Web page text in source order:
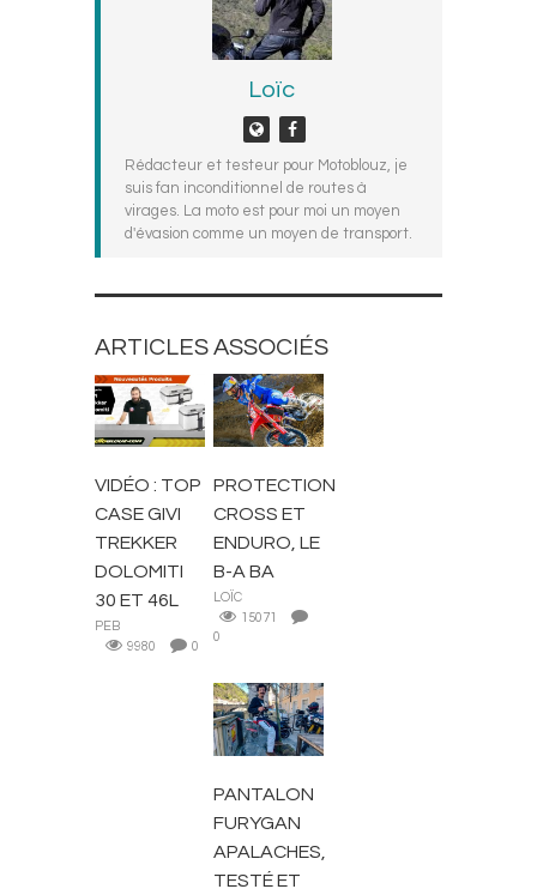
Loïc
Rédacteur et testeur pour Motoblouz, je
suis fan inconditionnel de routes à
virages. La moto est pour moi un moyen
d'évasion comme un moyen de transport.
ARTICLES ASSOCIÉS
ACCESSOIRES
ET PIÈCES
VIDÉO : TOP
CASE GIVI
TREKKER
DOLOMITI
30 ET 46L
PEB
9980
0
CONSEILS
PROTECTION
CROSS ET
ENDURO, LE
B-A BA
LOÏC
15071
0
EQUIPEMENT
MOTARD
PANTALON
FURYGAN
APALACHES,
TESTÉ ET